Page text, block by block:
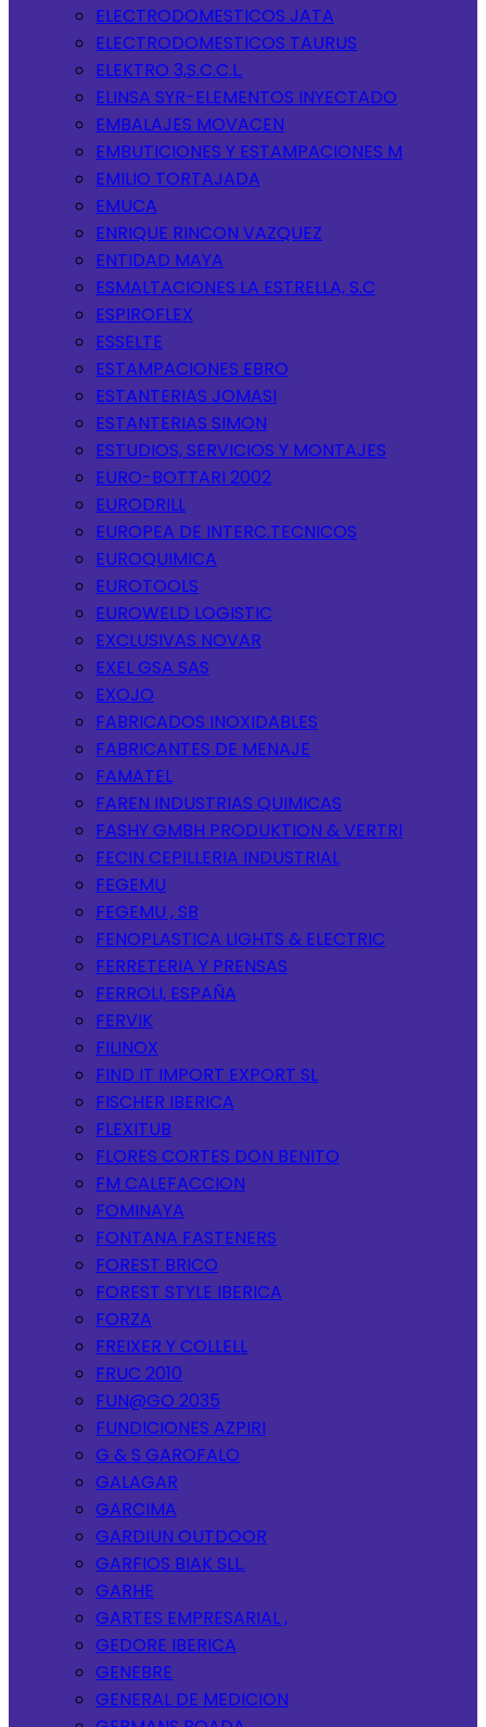
ELECTRODOMESTICOS JATA
ELECTRODOMESTICOS TAURUS
ELEKTRO 3,S.C.C.L.
ELINSA SYR-ELEMENTOS INYECTADO
EMBALAJES MOVACEN
EMBUTICIONES Y ESTAMPACIONES M
EMILIO TORTAJADA
EMUCA
ENRIQUE RINCON VAZQUEZ
ENTIDAD MAYA
ESMALTACIONES LA ESTRELLA, S.C
ESPIROFLEX
ESSELTE
ESTAMPACIONES EBRO
ESTANTERIAS JOMASI
ESTANTERIAS SIMON
ESTUDIOS, SERVICIOS Y MONTAJES
EURO-BOTTARI 2002
EURODRILL
EUROPEA DE INTERC.TECNICOS
EUROQUIMICA
EUROTOOLS
EUROWELD LOGISTIC
EXCLUSIVAS NOVAR
EXEL GSA SAS
EXOJO
FABRICADOS INOXIDABLES
FABRICANTES DE MENAJE
FAMATEL
FAREN INDUSTRIAS QUIMICAS
FASHY GMBH PRODUKTION & VERTRI
FECIN CEPILLERIA INDUSTRIAL
FEGEMU
FEGEMU , SB
FENOPLASTICA LIGHTS & ELECTRIC
FERRETERIA Y PRENSAS
FERROLI, ESPAÑA
FERVIK
FILINOX
FIND IT IMPORT EXPORT SL
FISCHER IBERICA
FLEXITUB
FLORES CORTES DON BENITO
FM CALEFACCION
FOMINAYA
FONTANA FASTENERS
FOREST BRICO
FOREST STYLE IBERICA
FORZA
FREIXER Y COLLELL
FRUC 2010
FUN@GO 2035
FUNDICIONES AZPIRI
G & S GAROFALO
GALAGAR
GARCIMA
GARDIUN OUTDOOR
GARFIOS BIAK SLL.
GARHE
GARTES EMPRESARIAL ,
GEDORE IBERICA
GENEBRE
GENERAL DE MEDICION